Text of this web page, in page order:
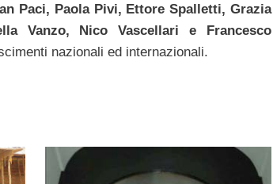
Paci, Paola Pivi, Ettore Spalletti, Grazia
Vanzo, Nico Vascellari e Francesco
nazionali ed internazionali.